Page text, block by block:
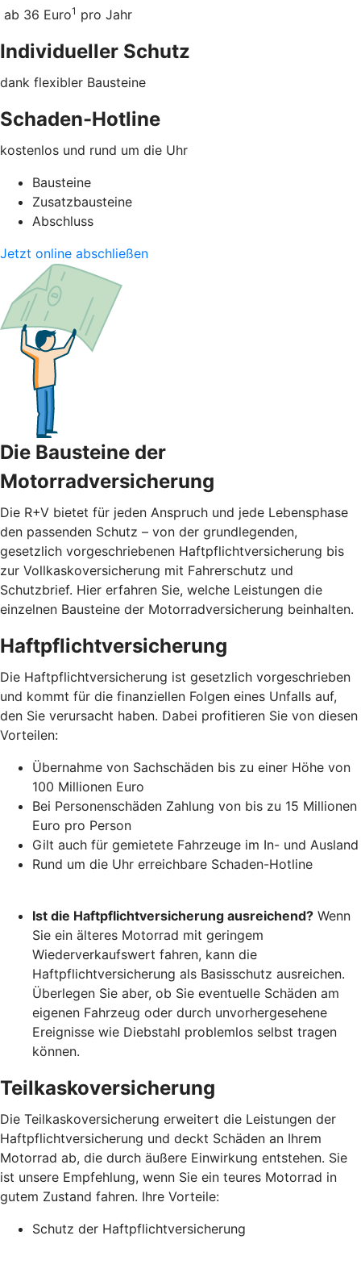
ab 36 Euro1 pro Jahr
Individueller Schutz
dank flexibler Bausteine
Schaden-Hotline
kostenlos und rund um die Uhr
Bausteine
Zusatzbausteine
Abschluss
Jetzt online abschließen
Die Bausteine der
Motorradversicherung
Die R+V bietet für jeden Anspruch und jede Lebensphase
den passenden Schutz – von der grundlegenden,
gesetzlich vorgeschriebenen Haftpflichtversicherung bis
zur Vollkaskoversicherung mit Fahrerschutz und
Schutzbrief. Hier erfahren Sie, welche Leistungen die
einzelnen Bausteine der Motorradversicherung beinhalten.
Haftpflichtversicherung
Die Haftpflichtversicherung ist gesetzlich vorgeschrieben
und kommt für die finanziellen Folgen eines Unfalls auf,
den Sie verursacht haben. Dabei profitieren Sie von diesen
Vorteilen:
Übernahme von Sachschäden bis zu einer Höhe von
100 Millionen Euro
Bei Personenschäden Zahlung von bis zu 15 Millionen
Euro pro Person
Gilt auch für gemietete Fahrzeuge im In- und Ausland
Rund um die Uhr erreichbare Schaden-Hotline
Ist die Haftpflichtversicherung ausreichend? Wenn
Sie ein älteres Motorrad mit geringem
Wiederverkaufswert fahren, kann die
Haftpflichtversicherung als Basisschutz ausreichen.
Überlegen Sie aber, ob Sie eventuelle Schäden am
eigenen Fahrzeug oder durch unvorhergesehene
Ereignisse wie Diebstahl problemlos selbst tragen
können.
Teilkaskoversicherung
Die Teilkaskoversicherung erweitert die Leistungen der
Haftpflichtversicherung und deckt Schäden an Ihrem
Motorrad ab, die durch äußere Einwirkung entstehen. Sie
ist unsere Empfehlung, wenn Sie ein teures Motorrad in
gutem Zustand fahren. Ihre Vorteile:
Schutz der Haftpflichtversicherung